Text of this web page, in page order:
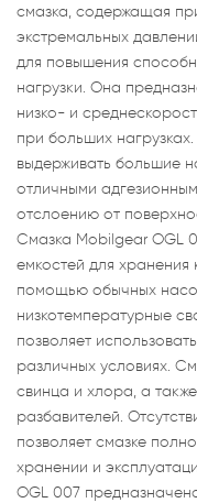
смазка, содержащая
экстремальных
для повышения
нагрузки. Она
низко- и
при больших
выдерживать большие
отличными
отслоению от
Смазка Mobilgear OGL
емкостей для
помощью обычных
низкотемпературные
позволяет
различных условиях.
свинца и хлора, а
разбавителей.
позволяет смазке
хранении и
OGL 007